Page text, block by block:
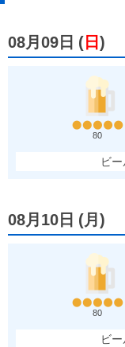
08月09日 ( 日 )
80
ビ
08月10日 (月 )
80
ビ